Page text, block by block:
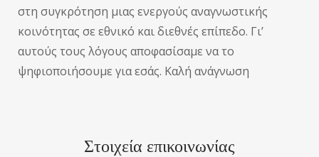
στη συγκρότηση μιας ενεργούς αναγνωστικής
κοινότητας σε εθνικό και διεθνές επίπεδο. Γι’
αυτούς τους λόγους αποφασίσαμε να το
ψηφιοποιήσουμε για εσάς. Καλή ανάγνωση
Στοιχεία επικοινωνίας